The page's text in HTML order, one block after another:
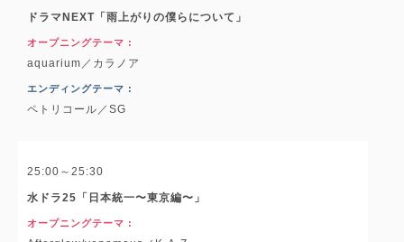
ドラマNEXT「雨上がりの僕らについて」
オープニングテーマ :
aquarium／カラノア
エンディングテーマ :
ペトリコール／SG
25:00～25:30
水ドラ25「日本統一〜東京編〜」
オープニングテーマ :